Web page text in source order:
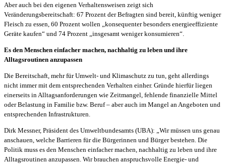
Aber auch bei den eigenen Verhaltensweisen zeigt sich
Veränderungsbereitschaft: 67 Prozent der Befragten sind bereit, künftig weniger
Fleisch zu essen, 60 Prozent wollen „konsequenter besonders energieeffiziente
Geräte kaufen“ und 74 Prozent „insgesamt weniger konsumieren“.
Es den Menschen einfacher machen, nachhaltig zu leben und ihre
Alltagsroutinen anzupassen
Die Bereitschaft, mehr für Umwelt- und Klimaschutz zu tun, geht allerdings
nicht immer mit dem entsprechenden Verhalten einher. Gründe hierfür liegen
einerseits in Alltagsanforderungen wie Zeitmangel, fehlende finanzielle Mittel
oder Belastung in Familie bzw. Beruf – aber auch im Mangel an Angeboten und
entsprechenden Infrastrukturen.
Dirk Messner, Präsident des Umweltbundesamts (UBA): „Wir müssen uns genau
anschauen, welche Barrieren für die Bürgerinnen und Bürger bestehen. Die
Politik muss es den Menschen einfacher machen, nachhaltig zu leben und ihre
Alltagsroutinen anzupassen. Wir brauchen anspruchsvolle Energie- und